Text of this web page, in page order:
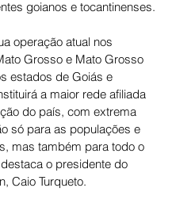
goianos e tocantinenses.
operação atual nos
Grosso e Mato Grosso
estados de Goiás e
a maior rede afiliada
do país, com extrema
só para as populações e
mas também para todo o
o presidente do
Caio Turqueto.